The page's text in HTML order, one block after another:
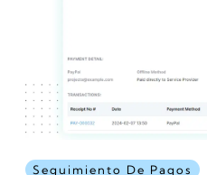
Seguimiento De Pagos